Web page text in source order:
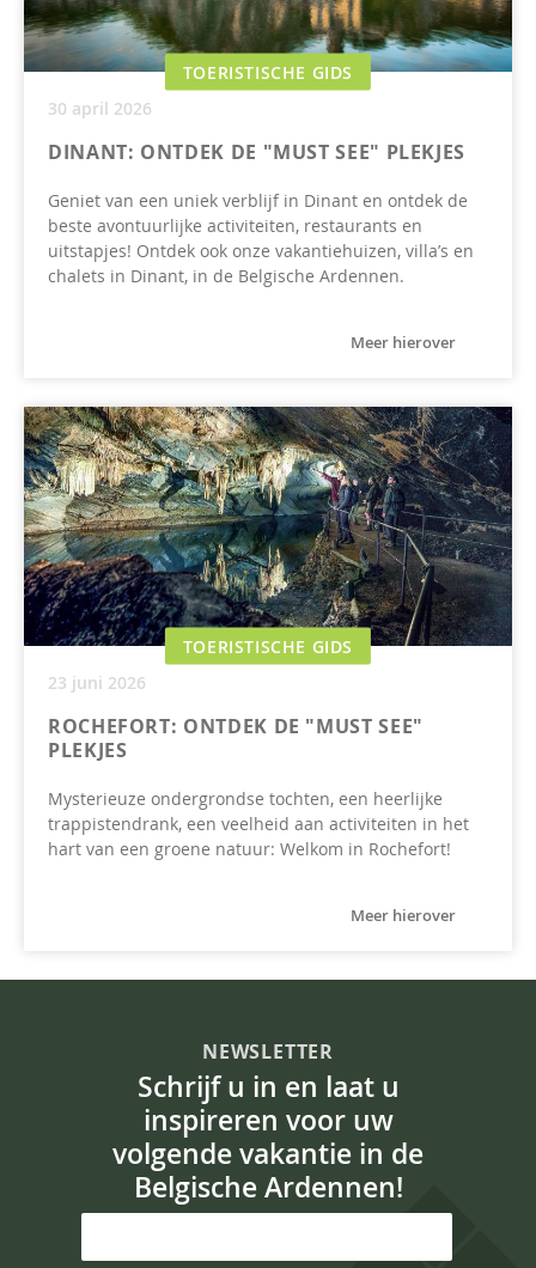
TOERISTISCHE GIDS
30 april 2026
DINANT: ONTDEK DE "MUST SEE" PLEKJES
Geniet van een uniek verblijf in Dinant en ontdek de
beste avontuurlijke activiteiten, restaurants en
uitstapjes! Ontdek ook onze vakantiehuizen, villa’s en
chalets in Dinant, in de Belgische Ardennen.
Meer hierover
TOERISTISCHE GIDS
23 juni 2026
ROCHEFORT: ONTDEK DE "MUST SEE"
PLEKJES
Mysterieuze ondergrondse tochten, een heerlijke
trappistendrank, een veelheid aan activiteiten in het
hart van een groene natuur: Welkom in Rochefort!
Meer hierover
NEWSLETTER
Schrijf u in en laat u
inspireren voor uw
volgende vakantie in de
Belgische Ardennen!